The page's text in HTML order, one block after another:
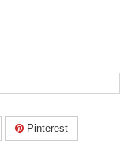
Pinterest